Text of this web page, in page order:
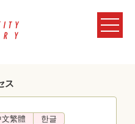
ス
文繁體 한글